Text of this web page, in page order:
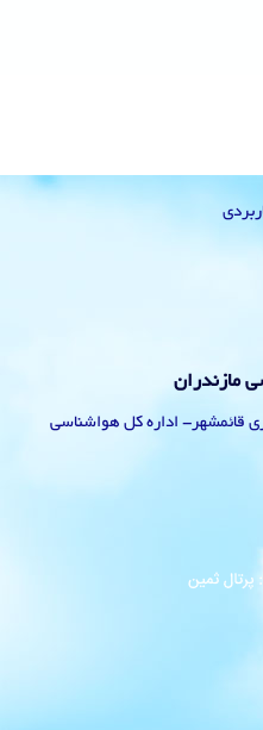
مازندران
5 اتوبان ساری قائمشهر- اداره کل هواشناسی